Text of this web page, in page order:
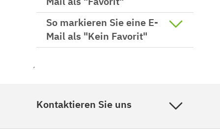
Mail als "Favorit"
So markieren Sie eine E-
Mail als "Kein Favorit"
´
Kontaktieren Sie uns